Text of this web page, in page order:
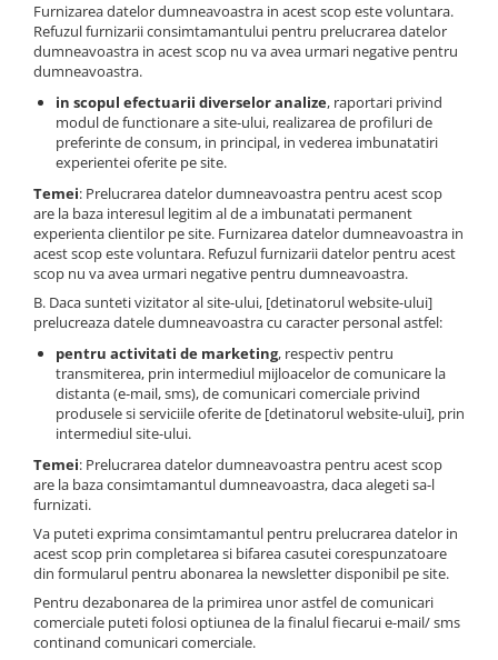
Furnizarea datelor dumneavoastra in acest scop este voluntara.
Refuzul furnizarii consimtamantului pentru prelucrarea datelor
dumneavoastra in acest scop nu va avea urmari negative pentru
dumneavoastra.
in scopul efectuarii diverselor analize, raportari privind
modul de functionare a site-ului, realizarea de profiluri de
preferinte de consum, in principal, in vederea imbunatatiri
experientei oferite pe site.
Temei: Prelucrarea datelor dumneavoastra pentru acest scop
are la baza interesul legitim al de a imbunatati permanent
experienta clientilor pe site. Furnizarea datelor dumneavoastra in
acest scop este voluntara. Refuzul furnizarii datelor pentru acest
scop nu va avea urmari negative pentru dumneavoastra.
B. Daca sunteti vizitator al site-ului, [detinatorul website-ului]
prelucreaza datele dumneavoastra cu caracter personal astfel:
pentru activitati de marketing, respectiv pentru
transmiterea, prin intermediul mijloacelor de comunicare la
distanta (e-mail, sms), de comunicari comerciale privind
produsele si serviciile oferite de [detinatorul website-ului], prin
intermediul site-ului.
Temei: Prelucrarea datelor dumneavoastra pentru acest scop
are la baza consimtamantul dumneavoastra, daca alegeti sa-l
furnizati.
Va puteti exprima consimtamantul pentru prelucrarea datelor in
acest scop prin completarea si bifarea casutei corespunzatoare
din formularul pentru abonarea la newsletter disponibil pe site.
Pentru dezabonarea de la primirea unor astfel de comunicari
comerciale puteti folosi optiunea de la finalul fiecarui e-mail/ sms
continand comunicari comerciale.